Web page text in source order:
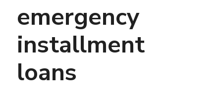
emergency
installment
loans